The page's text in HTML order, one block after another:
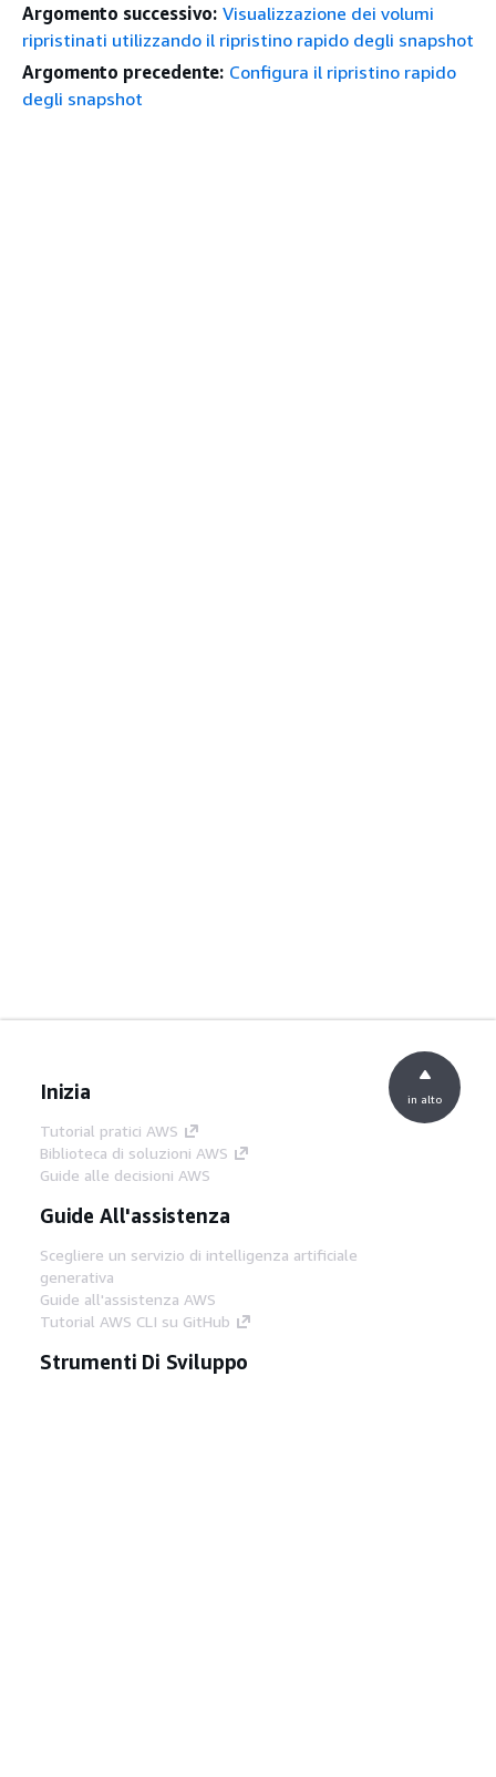
Argomento successivo: Visualizzazione dei volumi
ripristinati utilizzando il ripristino rapido degli snapshot
Argomento precedente: Configura il ripristino rapido
degli snapshot
Inizia
Tutorial pratici AWS
Biblioteca di soluzioni AWS
Guide alle decisioni AWS
Guide All'assistenza
Scegliere un servizio di intelligenza artificiale
generativa
Guide all'assistenza AWS
Tutorial AWS CLI su GitHub
Strumenti Di Sviluppo
in alto